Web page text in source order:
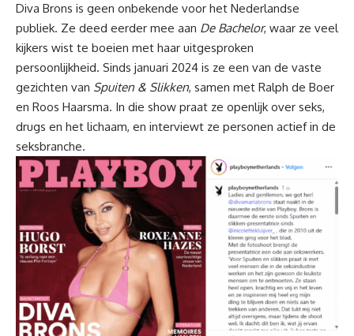
Diva Brons is geen onbekende voor het Nederlandse
publiek. Ze deed eerder mee aan De Bachelor, waar ze veel
kijkers wist te boeien met haar uitgesproken
persoonlijkheid. Sinds januari 2024 is ze een van de vaste
gezichten van Spuiten & Slikken, samen met Ralph de Boer
en Roos Haarsma. In die show praat ze openlijk over seks,
drugs en het lichaam, en interviewt ze personen actief in de
seksbranche.